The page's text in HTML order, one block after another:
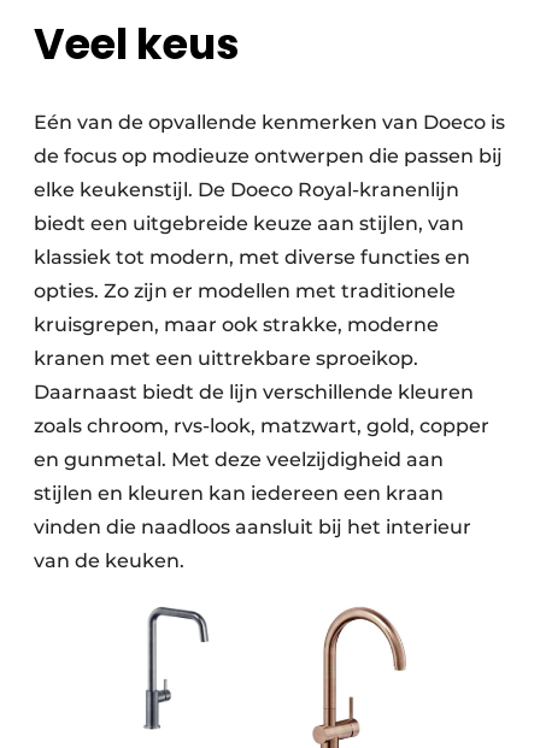
Veel keus
Eén van de opvallende kenmerken van Doeco is
de focus op modieuze ontwerpen die passen bij
elke keukenstijl. De Doeco Royal-kranenlijn
biedt een uitgebreide keuze aan stijlen, van
klassiek tot modern, met diverse functies en
opties. Zo zijn er modellen met traditionele
kruisgrepen, maar ook strakke, moderne
kranen met een uittrekbare sproeikop.
Daarnaast biedt de lijn verschillende kleuren
zoals chroom, rvs-look, matzwart, gold, copper
en gunmetal. Met deze veelzijdigheid aan
stijlen en kleuren kan iedereen een kraan
vinden die naadloos aansluit bij het interieur
van de keuken.